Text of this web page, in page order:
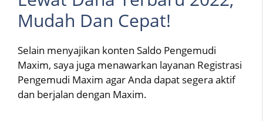
Mudah Dan Cepat!
Selain menyajikan konten Saldo Pengemudi
Maxim, saya juga menawarkan layanan Registrasi
Pengemudi Maxim agar Anda dapat segera aktif
dan berjalan dengan Maxim.